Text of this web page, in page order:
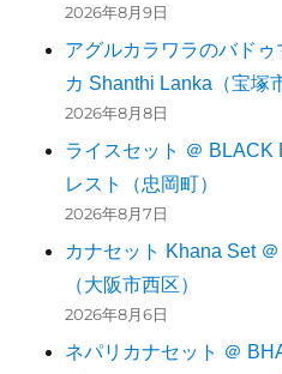
2026年8月9日
アグルカラワラのバド
カ Shanthi Lanka（宝塚
2026年8月8日
ライスセット ＠
レスト（忠岡町）
2026年8月7日
カナセット Khana Set
（大阪市西区）
2026年8月6日
ネパリカナセット ＠